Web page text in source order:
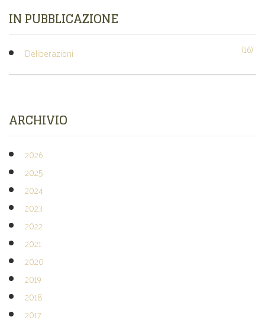
IN PUBBLICAZIONE
Deliberazioni (16)
ARCHIVIO
2026
2025
2024
2023
2022
2021
2020
2019
2018
2017